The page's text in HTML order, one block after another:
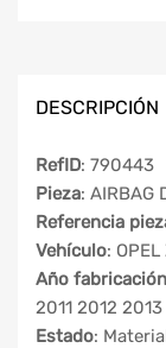
DESCRIPCIÓN
RefID: 790443
Pieza: AIRBAG
Referencia
Vehículo:
Año fabricación
2011 2012
Estado: